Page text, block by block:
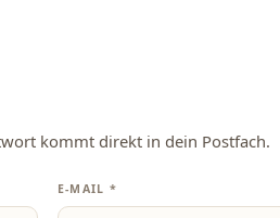
kommt direkt in dein Postfach.
E-MAIL *